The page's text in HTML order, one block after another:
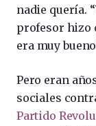
nadie quería.
profesor hizo
era muy
Pero eran
sociales
Partido